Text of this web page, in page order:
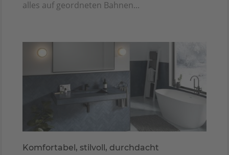
alles auf geordneten Bahnen...
Komfortabel, stilvoll, durchdacht